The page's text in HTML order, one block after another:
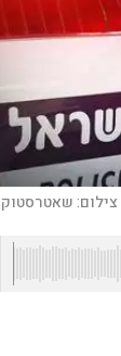
צילום:שאטרסטוק